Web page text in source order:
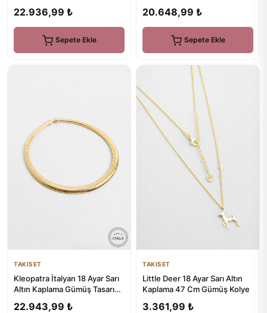
22.936,99 ₺
Sepete Ekle
20.648,99 ₺
Sepete Ekle
TAKISET
Kleopatra İtalyan 18 Ayar Sarı
Altın Kaplama Gümüş Tasarım
22.943,99 ₺
TAKISET
Little Deer 18 Ayar Sarı Altın
Kaplama 47 Cm Gümüş Kolye
3.361,99 ₺